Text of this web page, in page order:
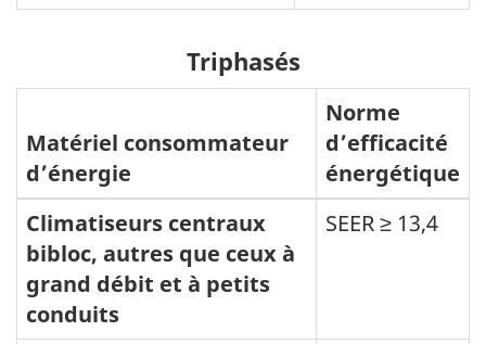
Triphasés
Matériel consommateur
d’énergie
Norme
d’efficacité
énergétique
Climatiseurs centraux
bibloc, autres que ceux à
grand débit et à petits
conduits
SEER ≥ 13,4